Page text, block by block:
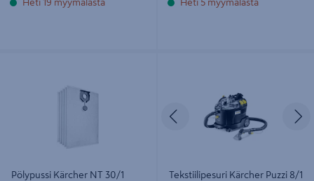
Heti 19 myymälästä Heti 5 myymälästä
Pölypussi Kärcher NT 30/1
Edellinen
Tekstiilipesuri Kärcher Puzzi 8/1